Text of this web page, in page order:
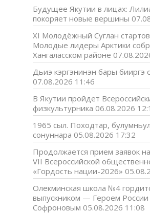
Будущее Якутии в лицах:
покоряет новые вершины
XI Молодёжный Суглан
Молодые лидеры Арктики
Хангаласском районе
Дьиэ кэргэнинэн бары бииргэ
07.08.2026 11:46
В Якутии пройдет
физкультурника 06.08.2026
1965 сыл. Походтар,
сонуннара 05.08.2026 17:32
Продолжается прием заявок
VII Всероссийской
«Гордость нации-2026»
Олекминская школа №4
выпускником — Героем
Софроновым 05.08.2026 11:08